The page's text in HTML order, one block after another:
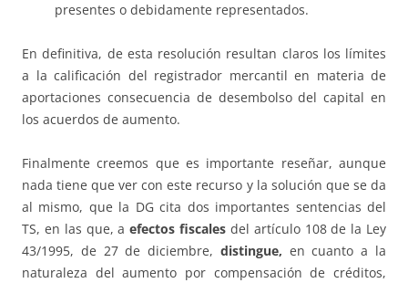
presentes o debidamente representados.
En definitiva, de esta resolución resultan claros los límites
a la calificación del registrador mercantil en materia de
aportaciones consecuencia de desembolso del capital en
los acuerdos de aumento.
Finalmente creemos que es importante reseñar, aunque
nada tiene que ver con este recurso y la solución que se da
al mismo, que la DG cita dos importantes sentencias del
TS, en las que, aefectos fiscales del artículo 108 de la Ley
43/1995, de 27 de diciembre, distingue, en cuanto a la
naturaleza del aumento por compensación de créditos,